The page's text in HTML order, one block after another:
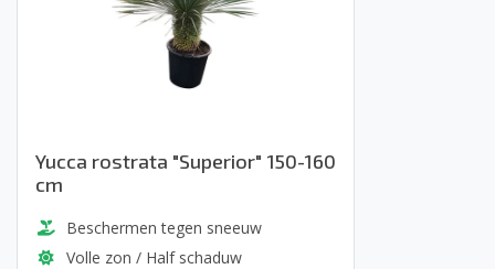
Yucca rostrata "Superior" 150-160
cm
Beschermen tegen sneeuw
Volle zon / Half schaduw